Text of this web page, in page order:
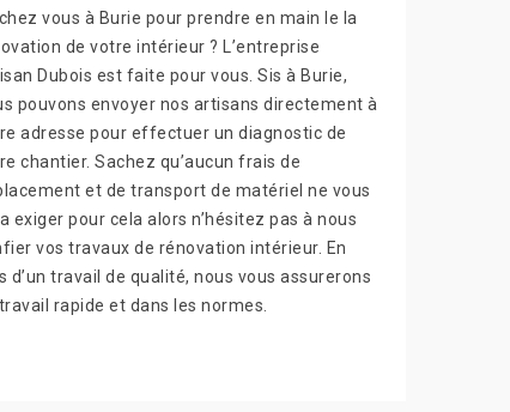
vous à Burie pour prendre en main le la
de votre intérieur ? L’entreprise
Dubois est faite pour vous. Sis à Burie,
pouvons envoyer nos artisans directement à
adresse pour effectuer un diagnostic de
chantier. Sachez qu’aucun frais de
et de transport de matériel ne vous
exiger pour cela alors n’hésitez pas à nous
vos travaux de rénovation intérieur. En
d’un travail de qualité, nous vous assurerons
rapide et dans les normes.